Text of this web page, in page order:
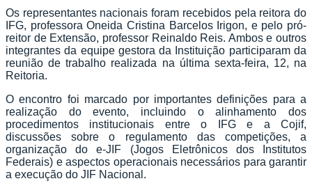
Os representantes nacionais foram recebidos pela reitora do
IFG, professora Oneida Cristina Barcelos Irigon, e pelo pró-
reitor de Extensão, professor Reinaldo Reis. Ambos e outros
integrantes da equipe gestora da Instituição participaram da
reunião de trabalho realizada na última sexta-feira, 12, na
Reitoria.
O encontro foi marcado por importantes definições para a
realização do evento, incluindo o alinhamento dos
procedimentos institucionais entre o IFG e a Cojif,
discussões sobre o regulamento das competições, a
organização do e-JIF (Jogos Eletrônicos dos Institutos
Federais) e aspectos operacionais necessários para garantir
a execução do JIF Nacional.